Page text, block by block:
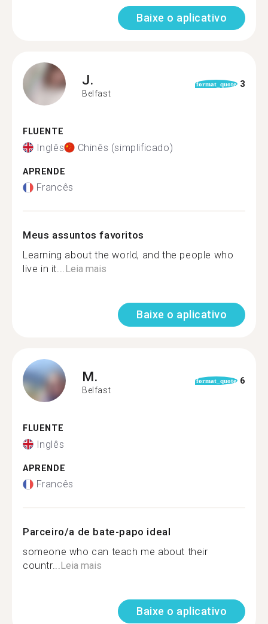
Baixe o aplicativo
J.
Belfast
format_quote 3
FLUENTE
Inglês Chinês (simplificado)
APRENDE
Francês
Meus assuntos favoritos
Learning about the world, and the people who
live in it...Leia mais
Baixe o aplicativo
M.
Belfast
format_quote 6
FLUENTE
Inglês
APRENDE
Francês
Parceiro/a de bate-papo ideal
someone who can teach me about their
countr...Leia mais
Baixe o aplicativo